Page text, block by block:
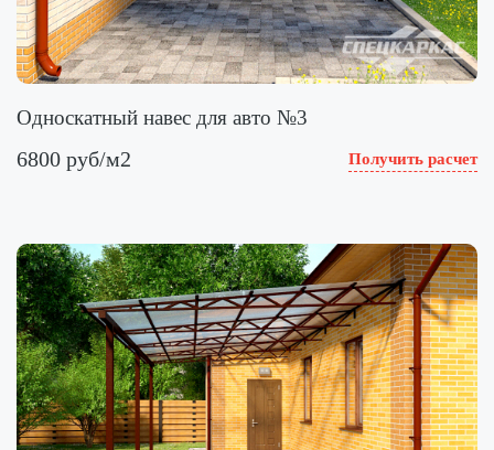
Односкатный навес для авто №3
6800 руб/м2 Получить расчет